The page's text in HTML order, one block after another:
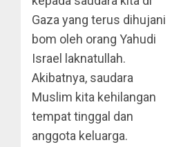
Gaza yang terus dihujani
bom oleh orang Yahudi
Israel laknatullah.
Akibatnya, saudara
Muslim kita kehilangan
tempat tinggal dan
anggota keluarga.